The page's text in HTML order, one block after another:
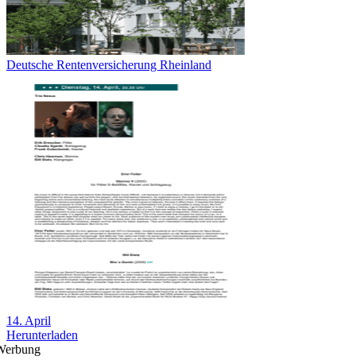
Deutsche Rentenversicherung Rheinland
14. April
Herunterladen